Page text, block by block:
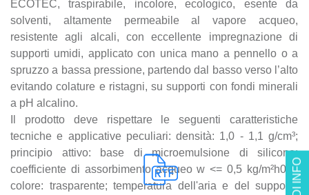
ECOTEC, traspirabile, incolore, ecologico, esente da
solventi, altamente permeabile al vapore acqueo,
resistente agli alcali, con eccellente impregnazione di
supporti umidi, applicato con unica mano a pennello o a
spruzzo a bassa pressione, partendo dal basso verso l’alto
evitando colature e ristagni, su supporti con fondi minerali
a pH alcalino.
Il prodotto deve rispettare le seguenti caratteristiche
tecniche e applicative peculiari: densità: 1,0 - 1,1 g/cm³;
principio attivo: base di microemulsione di silicone;
coefficiente di assorbimento acqueo w <= 0,5 kg/m²h0,5;
colore: trasparente; temperatura dell'aria e del supporto